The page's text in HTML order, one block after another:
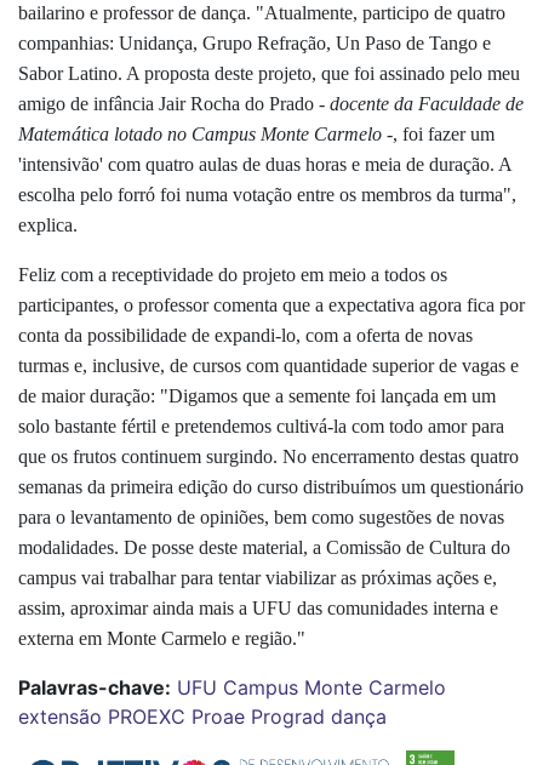
bailarino e professor de dança. "Atualmente, participo de quatro
companhias: Unidança, Grupo Refração, Un Paso de Tango e
Sabor Latino. A proposta deste projeto, que foi assinado pelo meu
amigo de infância Jair Rocha do Prado - docente da Faculdade de
Matemática lotado no Campus Monte Carmelo -, foi fazer um
'intensivão' com quatro aulas de duas horas e meia de duração. A
escolha pelo forró foi numa votação entre os membros da turma",
explica.
Feliz com a receptividade do projeto em meio a todos os
participantes, o professor comenta que a expectativa agora fica por
conta da possibilidade de expandi-lo, com a oferta de novas
turmas e, inclusive, de cursos com quantidade superior de vagas e
de maior duração: "Digamos que a semente foi lançada em um
solo bastante fértil e pretendemos cultivá-la com todo amor para
que os frutos continuem surgindo. No encerramento destas quatro
semanas da primeira edição do curso distribuímos um questionário
para o levantamento de opiniões, bem como sugestões de novas
modalidades. De posse deste material, a Comissão de Cultura do
campus vai trabalhar para tentar viabilizar as próximas ações e,
assim, aproximar ainda mais a UFU das comunidades interna e
externa em Monte Carmelo e região."
Palavras-chave: UFU Campus Monte Carmelo
extensão PROEXC Proae Prograd dança